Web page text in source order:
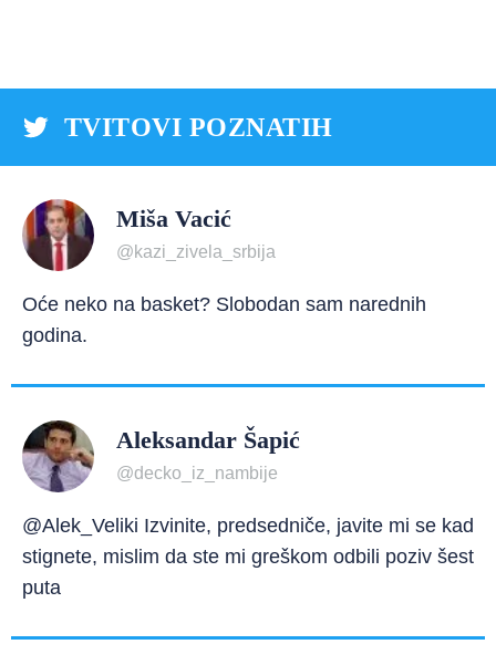
TVITOVI POZNATIH
Miša Vacić
@kazi_zivela_srbija
Oće neko na basket? Slobodan sam narednih
godina.
Aleksandar Šapić
@decko_iz_nambije
@Alek_Veliki Izvinite, predsedniče, javite mi se kad
stignete, mislim da ste mi greškom odbili poziv šest
puta